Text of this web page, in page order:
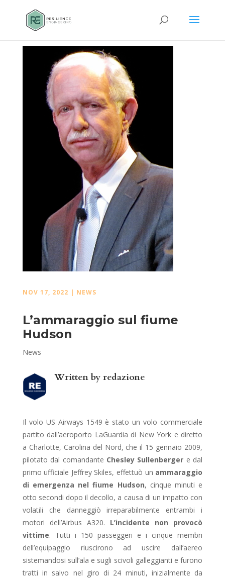
NOV 17, 2022 | NEWS
L’ammaraggio sul fiume
Hudson
News
Written by redazione
Il volo US Airways 1549 è stato un volo commerciale
partito dall’aeroporto LaGuardia di New York e diretto
a Charlotte, Carolina del Nord, che il 15 gennaio 2009,
pilotato dal comandante Chesley Sullenberger e dal
primo ufficiale Jeffrey Skiles, effettuò un ammaraggio
di emergenza nel fiume Hudson, cinque minuti e
otto secondi dopo il decollo, a causa di un impatto con
volatili che danneggiò irreparabilmente entrambi i
motori dell’Airbus A320. L’incidente non provocò
vittime. Tutti i 150 passeggeri e i cinque membri
dell’equipaggio riuscirono ad uscire dall’aereo
sistemandosi sull’ala e sugli scivoli galleggianti e furono
tratti in salvo nel giro di 24 minuti, inizialmente da